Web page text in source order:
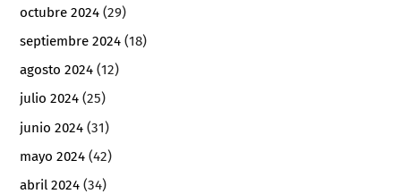
octubre 2024 (29)
septiembre 2024 (18)
agosto 2024 (12)
julio 2024 (25)
junio 2024 (31)
mayo 2024 (42)
abril 2024 (34)